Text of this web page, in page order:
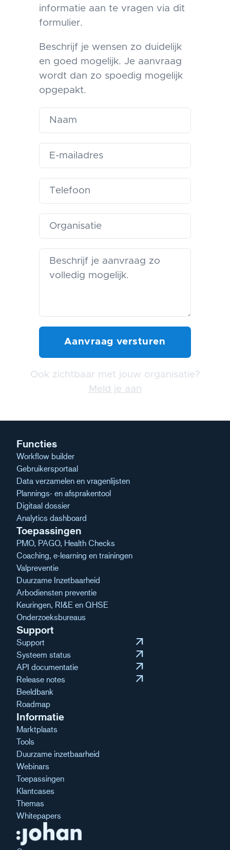
informatie aan te vragen via dit
formulier.
Beschrijf je wensen zo duidelijk
en goed mogelijk. Je aanvraag
wordt dan zo spoedig mogelijk
opgepakt.
Ook zichtbaar met jouw organisatie?
Meld je aan
Functies
Workflow builder
Gebruikersportaal
Data verzamelen en vragenlijsten
Plannings- en afsprakentool
Digitaal dossier
Analytics dashboard
Toepassingen
PMO, PAGO, Health Checks
Coaching, e-learning en trainingen
Valpreventie
Duurzame Inzetbaarheid
Arbodiensten preventie
Keuringen, RI&E en QHSE
Onderzoeksbureaus
Support
Support arrow_outward
Systeem status arrow_outward
API documentatie arrow_outward
Release notes arrow_outward
Beeldbank
Roadmap
Informatie
Marktplaats
Tools
Duurzame inzetbaarheid
Webinars
Toepassingen
Klantcases
Themas
Whitepapers